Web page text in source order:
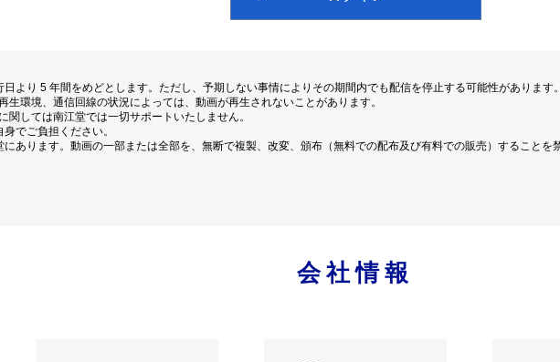
より 5 年間をめどとします。ただし、予期しない事情によりその期間内でも配信を停止する可能性があります。
生環境、通信回線の状況によっては、動画が再生されないことがあります。
関しては南江堂では一切サポートいたしません。
でご負担ください。
あります。動画の一部または全部を、無断で複製、改変、頒布（無料での配布及び有料での販売）することを
会社情報